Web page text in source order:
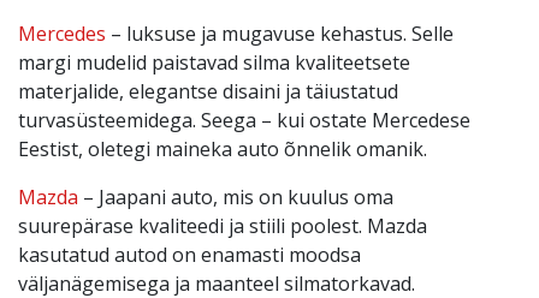
Mercedes – luksuse ja mugavuse kehastus. Selle
margi mudelid paistavad silma kvaliteetsete
materjalide, elegantse disaini ja täiustatud
turvasüsteemidega. Seega – kui ostate Mercedese
Eestist, oletegi maineka auto õnnelik omanik.
Mazda – Jaapani auto, mis on kuulus oma
suurepärase kvaliteedi ja stiili poolest. Mazda
kasutatud autod on enamasti moodsa
väljanägemisega ja maanteel silmatorkavad.